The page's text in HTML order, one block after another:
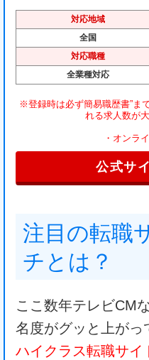
対応地域
全国
対応職種
全業種対応
※登録時は必ず簡易職歴書”ま
れる求人数が
・ オンラ
公式サ
注目の転職
チとは？
ここ数年テレビCM
名度がグッと上がっ
ハイクラス転職サイ